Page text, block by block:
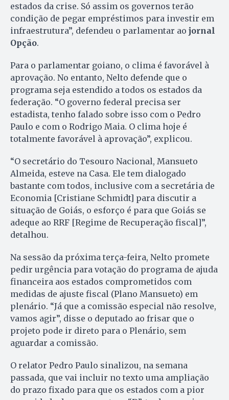
estados da crise. Só assim os governos terão
condição de pegar empréstimos para investir em
infraestrutura”, defendeu o parlamentar ao jornal
Opção.
Para o parlamentar goiano, o clima é favorável à
aprovação. No entanto, Nelto defende que o
programa seja estendido a todos os estados da
federação. “O governo federal precisa ser
estadista, tenho falado sobre isso com o Pedro
Paulo e com o Rodrigo Maia. O clima hoje é
totalmente favorável à aprovação”, explicou.
“O secretário do Tesouro Nacional, Mansueto
Almeida, esteve na Casa. Ele tem dialogado
bastante com todos, inclusive com a secretária de
Economia [Cristiane Schmidt] para discutir a
situação de Goiás, o esforço é para que Goiás se
adeque ao RRF [Regime de Recuperação fiscal]”,
detalhou.
Na sessão da próxima terça-feira, Nelto promete
pedir urgência para votação do programa de ajuda
financeira aos estados comprometidos com
medidas de ajuste fiscal (Plano Mansueto) em
plenário. “Já que a comissão especial não resolve,
vamos agir”, disse o deputado ao frisar que o
projeto pode ir direto para o Plenário, sem
aguardar a comissão.
O relator Pedro Paulo sinalizou, na semana
passada, que vai incluir no texto uma ampliação
do prazo fixado para que os estados com a pior